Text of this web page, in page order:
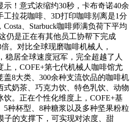
！意式浓缩约30秒，卡布奇诺40余
工拉花咖啡、3D打印咖啡别离是1分
、Starbuck咖啡师满负荷下平均
是正在有其他员工协帮下完成
。对比全球现磨咖啡机械人，
稳居全球速度冠军，完全超越了人
上，COFE+第七代机械人咖啡馆尤
盖8大类、300余种支流饮品的咖啡机
式奶茶、巧克力饮、特色乳饮、动物
。正在个性化维度上，COFE+基
5种杯型、8种糖浆以及多种坚果粉粒
子的支撑下，可实现对浓度、甜